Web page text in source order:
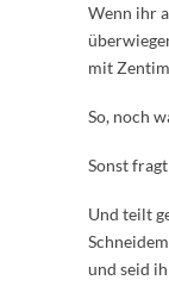
Wenn ihr
mit
So, noch
Sonst
Und teilt
und seid